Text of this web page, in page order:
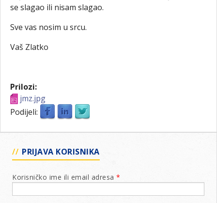
se slagao ili nisam slagao.
Sve vas nosim u srcu.
Vaš Zlatko
Prilozi:
jmz.jpg
Podijeli:
PRIJAVA KORISNIKA
Korisničko ime ili email adresa *